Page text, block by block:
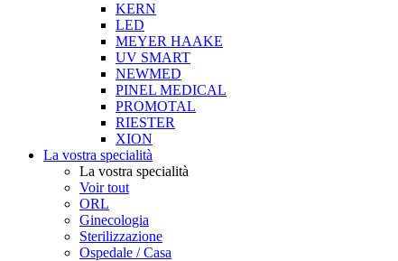
KERN
LED
MEYER HAAKE
UV SMART
NEWMED
PINEL MEDICAL
PROMOTAL
RIESTER
XION
La vostra specialità
La vostra specialità
Voir tout
ORL
Ginecologia
Sterilizzazione
Ospedale / Casa